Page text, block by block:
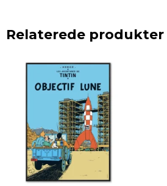
Relaterede produkter